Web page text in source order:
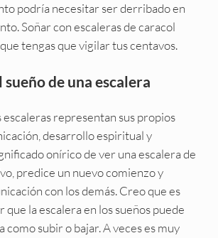
podría necesitar ser derribado en
Soñar con escaleras de caracol
tengas que vigilar tus centavos.
sueño de una escalera
escaleras representan sus propios
desarrollo espiritual y
onírico de ver una escalera de
predice un nuevo comienzo y
con los demás. Creo que es
la escalera en los sueños puede
como subir o bajar. A veces es muy